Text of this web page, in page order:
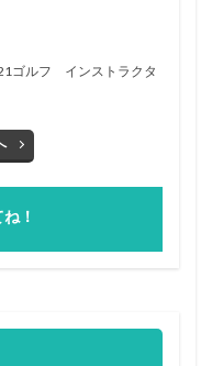
ルフ インストラクタ
！